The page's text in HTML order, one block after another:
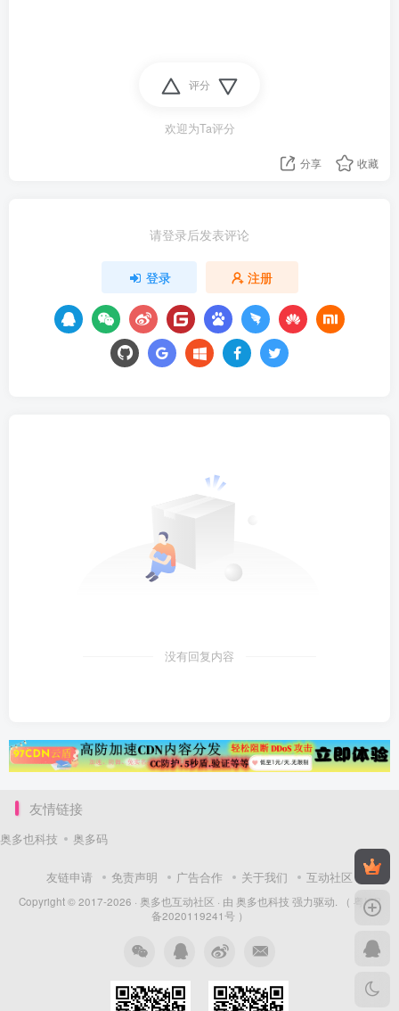
评分
欢迎为Ta评分
分享 收藏
请登录后发表评论
登录 注册
没有回复内容
友情链接
奥多也科技 奥多码
友链申请 免责声明 广告合作 关于我们 互动社区
Copyright © 2017-2026 · 奥多也互动社区 · 由 奥多也科技 强力驱动.
（ 粤ICP
备2020119241号 ）